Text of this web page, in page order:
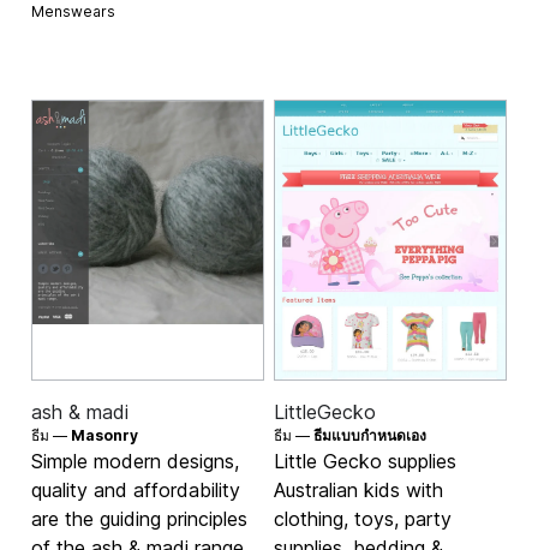
Menswears
ash & madi
ธีม — Masonry
Simple modern designs,
quality and affordability
are the guiding principles
LittleGecko
ธีม — ธีมแบบกำหนดเอง
Little Gecko supplies
Australian kids with
clothing, toys, party